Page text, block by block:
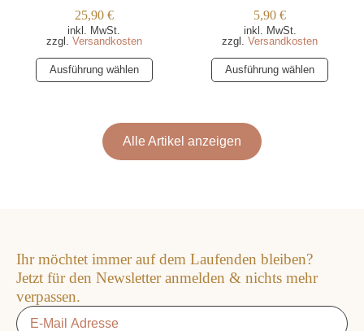
25,90 €
inkl. MwSt.
zzgl. Versandkosten
Ausführung wählen
Dieses
Produkt
Produktseite
gewählt
werden
5,90€
inkl. MwSt.
zzgl.Versandkosten
Ausführung wählen
Dieses
Produkt
Varianten
Produktseite
gewählt
Alle Artikel anzeigen
Ihr möchtet immer auf dem Laufenden bleiben?
Jetzt für den Newsletter anmelden & nichts mehr
verpassen.
Email